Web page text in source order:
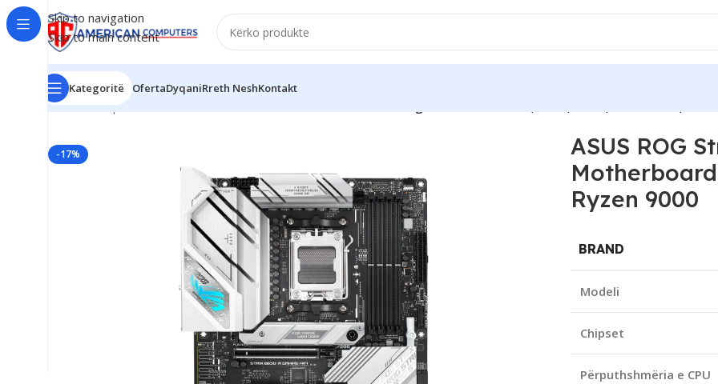
Skip to navigation
Skip to main content
Kategoritë OfertaDyqaniRreth NeshKontakt
Kreu/Komponent PC
-17%
ASUS ROG
Ryzen 9000
BRAND
Modeli
Chipset
Përputhshmëria e CPU